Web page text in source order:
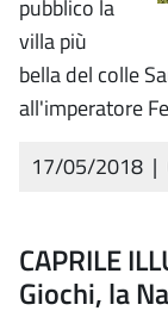
pubblico la
villa più
bella del colle
all'imperatore
17/05/2018 |
CAPRILE
Giochi, la